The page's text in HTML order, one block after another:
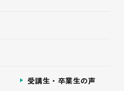
受講生・卒業生の声